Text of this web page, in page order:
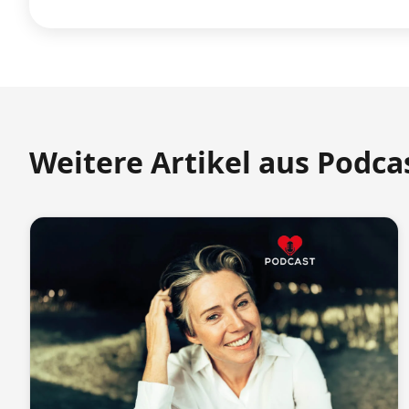
Weitere Artikel aus